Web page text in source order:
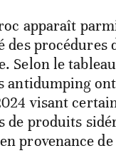
apparaît
des procédures
Selon le
antidumping
visant
de produits
provenance